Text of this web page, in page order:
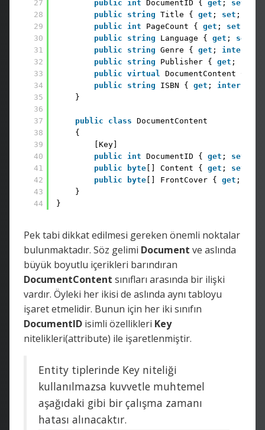
27
28
29
30
31
32
33
34
35
36
37
38
39
40
41
42
43
44
public
int DocumentID { get ; set
public
string Title { get ; set ; }
public
int PageCount { get ; set
public
string Language { get ; set
public
string Genre { get ; internal
public
string Publisher { get ;
public virtual
DocumentContent
public
string ISBN { get ; internal
}
public class DocumentContent
{
[Key]
public
int DocumentID { get ; set
public
byte [] Content { get ; set
public
byte [] FrontCover { get ;
}
}
Pek tabi dikkat edilmesi gereken önemli noktalar
bulunmaktadır. Söz gelimi Document ve aslında
büyük boyutlu içerikleri barındıran
DocumentContent sınıfları arasında bir ilişki
vardır. Öyleki her ikisi de aslında aynı tabloyu
işaret etmelidir. Bunun için her iki sınıfın
DocumentID isimli özellikleri Key
nitelikleri(attribute) ile işaretlenmiştir.
Entity tiplerinde Key niteliği
kullanılmazsa kuvvetle muhtemel
aşağıdaki gibi bir çalışma zamanı
hatası alınacaktır.